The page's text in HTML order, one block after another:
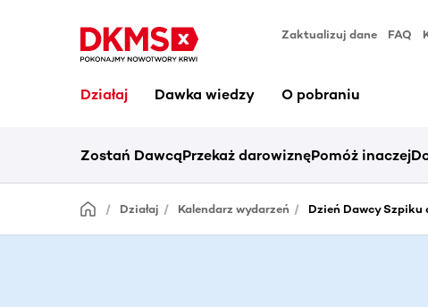
Zaktualizuj dane FAQ
Działaj Dawka wiedzy O pobraniu
Zostań DawcąPrzekaż darowiznęPomóż inaczej
Działaj Kalendarz wydarzeń Dzień Dawcy Szpiku